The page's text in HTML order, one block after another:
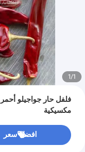
1
/
1
مكسيكية
افضل سعر